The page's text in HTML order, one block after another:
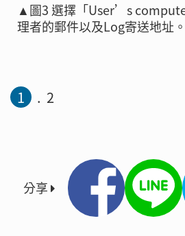
▲圖3 選擇「User’s
理者的郵件以及Log寄送地址。
1 2
分享